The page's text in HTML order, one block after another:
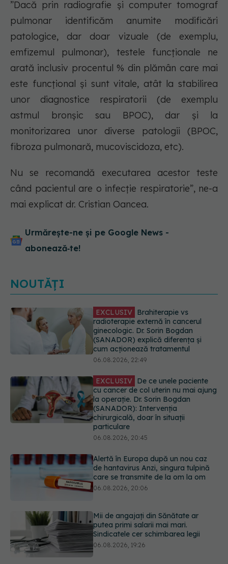
”Dacă prin radiografie și computer tomograf
pulmonar identificăm anumite modificări
patologice, dar doar vizuale (de exemplu,
emfizemul pulmonar), testele funcționale ne
arată inclusiv procentul % din plămân care mai
este funcțional și sunt vitale, atât la stabilirea
unor diagnostice respiratorii (de exemplu
astmul bronșic sau BPOC), dar și la
monitorizarea unor diverse patologii (BPOC,
fibroza pulmonară, mucoviscidoza, etc).
Nu se recomandă executarea acestor teste
când pacientul are o infecție respiratorie”, ne-a
mai explicat dr. Cristian Oancea.
Urmărește-ne și pe Google News -
abonează‑te!
NOUTĂȚI
EXCLUSIV De ce unele paciente
cu cancer de col uterin nu mai ajung
la operație. Dr. Sorin Bogdan
(SANADOR): Intervenția
chirurgicală, doar în situații
particulare
06.08.2026, 20:45
Alertă în Europa după un nou caz
de hantavirus Anzi, singura tulpină
care se transmite de la om la om
06.08.2026, 20:06
Mii de angajați din Sănătate ar
putea primi salarii mai mari.
Sindicatele cer schimbarea legii
EXCLUSIV
Cancerele ginecologice
care pot fi tratate fără operație. Dr.
Sorin Bogdan (SANADOR): Chirurgia
este indicată doar punctual, pentru
anumite categorii de paciente